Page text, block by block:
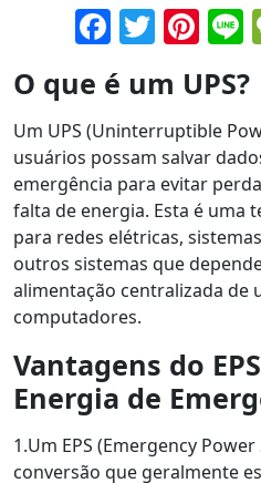
O que é um UPS?
Um UPS (Uninterruptible
usuários possam salvar
emergência para evitar
falta de energia. Esta é uma
para redes elétricas,
outros sistemas que
alimentação centralizada de
computadores.
Vantagens do
Energia de
1.Um EPS (Emergency
conversão que geralmente